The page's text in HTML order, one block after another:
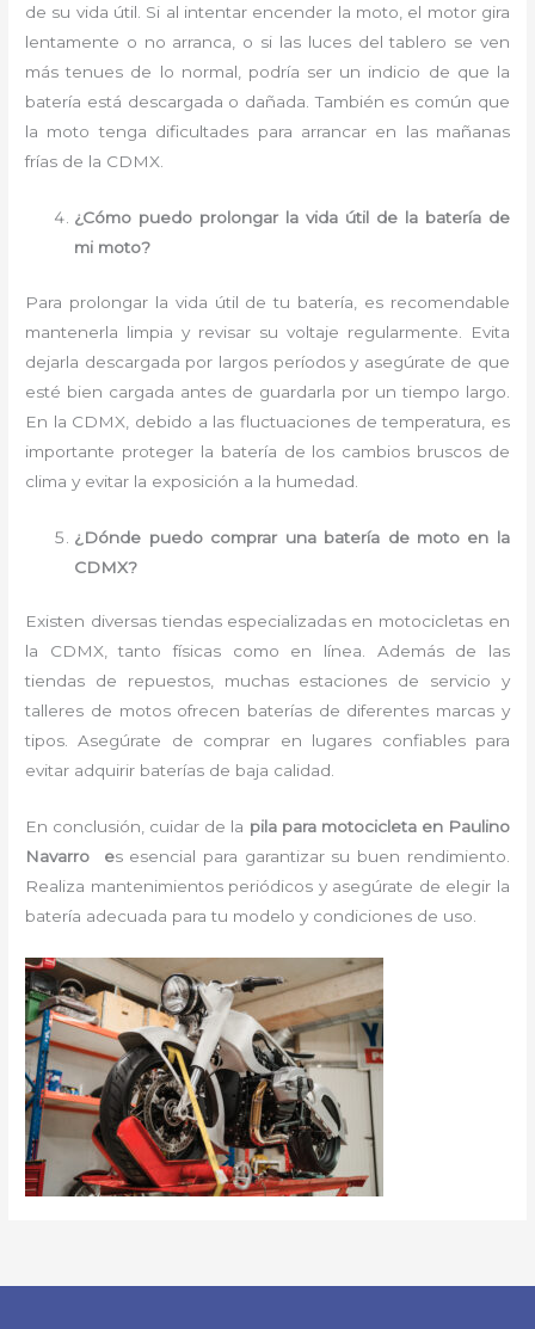
de su vida útil. Si al intentar encender la moto, el motor gira
lentamente o no arranca, o si las luces del tablero se ven
más tenues de lo normal, podría ser un indicio de que la
batería está descargada o dañada. También es común que
la moto tenga dificultades para arrancar en las mañanas
frías de la CDMX.
¿Cómo puedo prolongar la vida útil de la batería de
mi moto?
Para prolongar la vida útil de tu batería, es recomendable
mantenerla limpia y revisar su voltaje regularmente. Evita
dejarla descargada por largos períodos y asegúrate de que
esté bien cargada antes de guardarla por un tiempo largo.
En la CDMX, debido a las fluctuaciones de temperatura, es
importante proteger la batería de los cambios bruscos de
clima y evitar la exposición a la humedad.
¿Dónde puedo comprar una batería de moto en la
CDMX?
Existen diversas tiendas especializadas en motocicletas en
la CDMX, tanto físicas como en línea. Además de las
tiendas de repuestos, muchas estaciones de servicio y
talleres de motos ofrecen baterías de diferentes marcas y
tipos. Asegúrate de comprar en lugares confiables para
evitar adquirir baterías de baja calidad.
En conclusión, cuidar de la pila para motocicleta en Paulino
Navarro es esencial para garantizar su buen rendimiento.
Realiza mantenimientos periódicos y asegúrate de elegir la
batería adecuada para tu modelo y condiciones de uso.